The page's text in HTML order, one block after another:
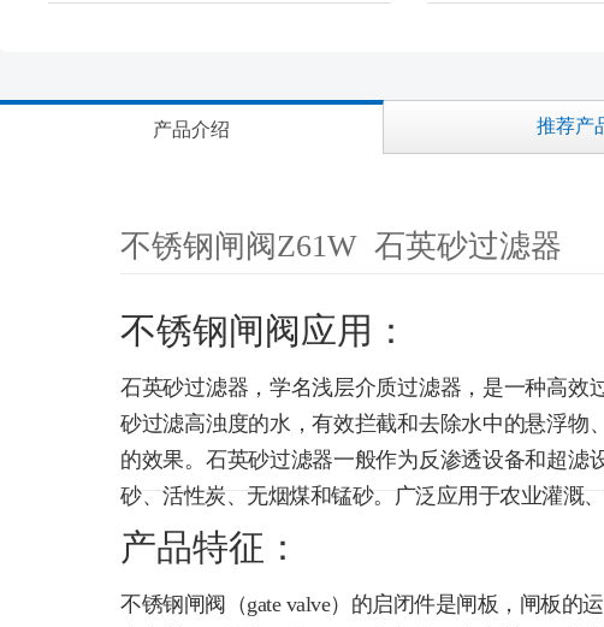
产品介绍 推荐产
不锈钢闸阀Z61W 石英砂过滤器
不锈钢闸阀应用：
石英砂过滤器，学名浅层介质过滤器，是一种高
砂过滤高浊度的水，有效拦截和去除水中的悬浮
的效果。石英砂过滤器一般作为反渗透设备和超
砂、活性炭、无烟煤和锰砂。广泛应用于农业灌溉
产品特征：
不锈钢闸阀（gate valve）的启闭件是闸板，闸板